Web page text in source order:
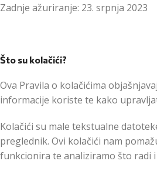
Zadnje ažuriranje: 23. srpnja 2023
Što su kolačići?
Ova Pravila o kolačićima
informacije koriste te kako
Kolačići su male tekstualne
preglednik. Ovi kolačići nam
funkcionira te analiziramo što radi